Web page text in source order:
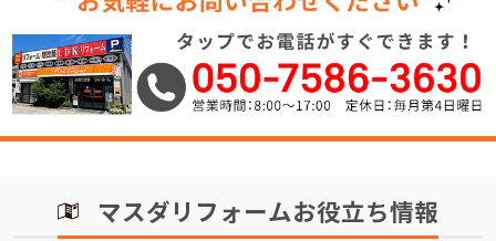
マスダリフォームお役立ち情報